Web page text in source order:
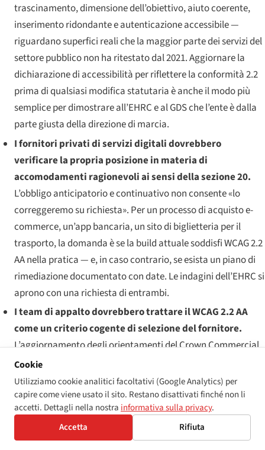
trascinamento, dimensione dell’obiettivo, aiuto coerente,
inserimento ridondante e autenticazione accessibile —
riguardano superfici reali che la maggior parte dei servizi del
settore pubblico non ha ritestato dal 2021. Aggiornare la
dichiarazione di accessibilità per riflettere la conformità 2.2
prima di qualsiasi modifica statutaria è anche il modo più
semplice per dimostrare all’EHRC e al GDS che l’ente è dalla
parte giusta della direzione di marcia.
I fornitori privati di servizi digitali dovrebbero
verificare la propria posizione in materia di
accomodamenti ragionevoli ai sensi della sezione 20.
L’obbligo anticipatorio e continuativo non consente «lo
correggeremo su richiesta». Per un processo di acquisto e-
commerce, un’app bancaria, un sito di biglietteria per il
trasporto, la domanda è se la build attuale soddisfi WCAG 2.2
AA nella pratica — e, in caso contrario, se esista un piano di
rimediazione documentato con date. Le indagini dell’EHRC si
aprono con una richiesta di entrambi.
I team di appalto dovrebbero trattare il WCAG 2.2 AA
come un criterio cogente di selezione del fornitore.
L’aggiornamento degli orientamenti del Crown Commercial
Service è in corso; gli operatori del quadro si stanno
muovendo prima della modifica statutaria; e un fornitore i
cui prodotti digitali non soddisfano il 2.2 è un rischio di
appalto per la conformità PSED dell’autorità aggiudicatrice,
non solo per la sua conformità PSBAR.
Cookie
Utilizziamo cookie analitici facoltativi (Google Analytics) per
capire come viene usato il sito. Restano disattivati finché non li
accetti. Dettagli nella nostra informativa sulla privacy.
Accetta
Rifiuta